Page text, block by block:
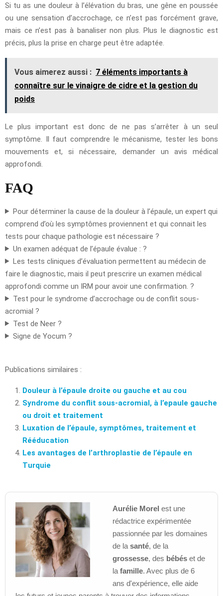
Si tu as une douleur à l’élévation du bras, une gêne en poussée
ou une sensation d’accrochage, ce n’est pas forcément grave,
mais ce n’est pas à banaliser non plus. Plus le diagnostic est
précis, plus la prise en charge peut être adaptée.
Vous aimerez aussi : 7 éléments importants à
connaître sur le vinaigre de cidre et la gestion du
poids
Le plus important est donc de ne pas s’arrêter à un seul
symptôme. Il faut comprendre le mécanisme, tester les bons
mouvements et, si nécessaire, demander un avis médical
approfondi.
FAQ
Pour déterminer la cause de la douleur à l’épaule, un expert qui
comprend d’où les symptômes proviennent et qui connait les
tests pour chaque pathologie est nécessaire ?
Un examen adéquat de l’épaule évalue : ?
Les tests cliniques d’évaluation permettent au médecin de
faire le diagnostic, mais il peut prescrire un examen médical
approfondi comme un IRM pour avoir une confirmation. ?
Test pour le syndrome d’accrochage ou de conflit sous-
acromial ?
Test de Neer ?
Signe de Yocum ?
Publications similaires :
Douleur à l’épaule droite ou gauche et au cou
Syndrome du conflit sous-acromial, à l’epaule gauche
ou droit et traitement
Luxation de l’épaule, symptômes, traitement et
Rééducation
Les avantages de l’arthroplastie de l’épaule en
Turquie
Aurélie Morel est une
rédactrice expérimentée
passionnée par les domaines
de la santé, de la
grossesse, des bébés et de
la famille. Avec plus de 6
ans d'expérience, elle aide